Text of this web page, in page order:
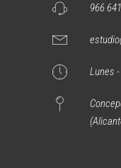
966
Lunes